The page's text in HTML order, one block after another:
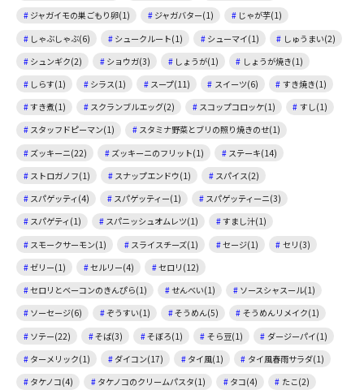
ジャガイモの巣ごもり卵(1)
ジャガバター(1)
じゃが芋(1)
しゃぶしゃぶ(6)
シュークルート(1) シューマイ(1)
しゅうまい(2)
シュンギク(2)
ショウガ(3) しょうが(1)
しょうが焼き(1)
しらす(1)
シラス(1) スープ(11) スイーツ(6)
すき焼き(1)
すき煮(1)
スクランブルエッグ(2) スコップコロッケ(1)
すし(1)
スタッフドピーマン(1)
スタミナ野菜とブリの照り焼きのせ(1)
ズッキーニ(22)
ズッキーニのフリット(1)
ステーキ(14)
ストロガノフ(1)
スナップエンドウ(1)
スパイス(2)
スパゲッティ(4)
スパゲッティー(1)
スパゲッティーニ(3)
スパゲティ(1)
スパニッシュオムレツ(1)
すまし汁(1)
スモークサーモン(1)
スライスチーズ(1) セージ(1)
セリ(3)
ゼリー(1)
セルリー(4)
セロリ(12)
セロリとベーコンのきんぴら(1)
せんべい(1)
ソースシャスール(1)
ソーセージ(6)
ぞうすい(1) そうめん(5)
そうめんリメイク(1)
ソテー(22)
そば(3) そぼろ(1) そら豆(1)
ダージーパイ(1)
ターメリック(1)
ダイコン(17) タイ風(1)
タイ風春雨サラダ(1)
タケノコ(4)
タケノコのクリームパスタ(1) タコ(4)
たこ(2)